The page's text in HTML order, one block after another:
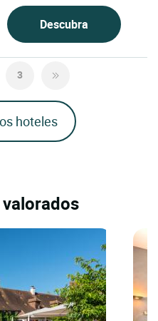
Descubra
3
hoteles